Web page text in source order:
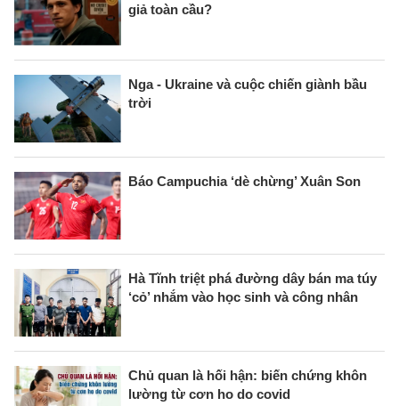
giả toàn cầu?
Nga - Ukraine và cuộc chiến giành bầu
trời
Báo Campuchia ‘dè chừng’ Xuân Son
Hà Tĩnh triệt phá đường dây bán ma túy
‘cỏ’ nhắm vào học sinh và công nhân
Chủ quan là hối hận: biến chứng khôn
lường từ cơn ho do covid